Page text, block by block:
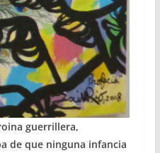
guerrillera,
de que ninguna infancia